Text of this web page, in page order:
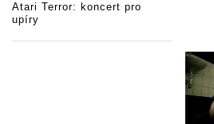
Atari Terror: koncert pro
upíry